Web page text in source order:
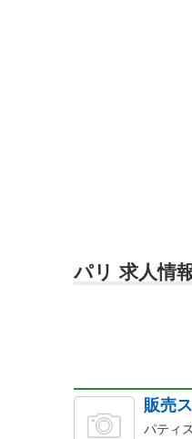
パリ 求人情
販売
パティ